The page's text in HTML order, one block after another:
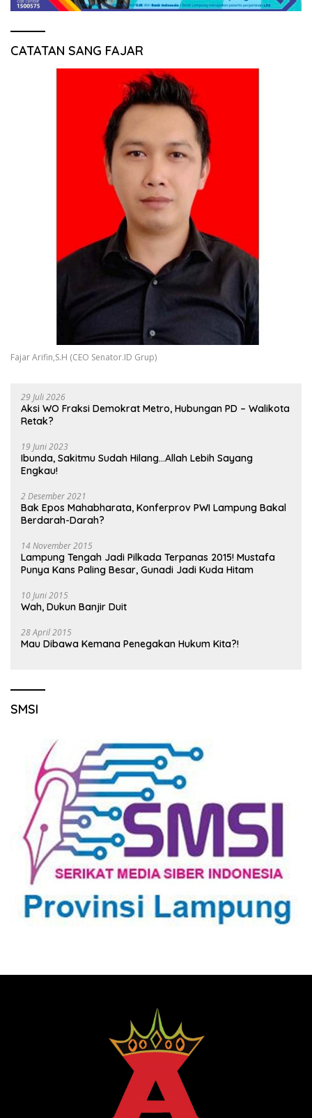
CATATAN SANG FAJAR
Fajar Arifin,S.H (CEO Senator.ID Grup)
29 Juli 2026
Aksi WO Fraksi Demokrat Metro, Hubungan PD – Walikota
Retak?
19 Juni 2023
Ibunda, Sakitmu Sudah Hilang…Allah Lebih Sayang
Engkau!
2 Desember 2021
Bak Epos Mahabharata, Konferprov PWI Lampung Bakal
Berdarah-Darah?
14 November 2015
Lampung Tengah Jadi Pilkada Terpanas 2015! Mustafa
Punya Kans Paling Besar, Gunadi Jadi Kuda Hitam
10 Juni 2015
Wah, Dukun Banjir Duit
28 April 2015
Mau Dibawa Kemana Penegakan Hukum Kita?!
SMSI